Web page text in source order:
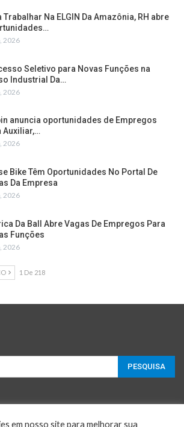
Trabalhar Na ELGIN Da Amazônia, RH abre
2026
Seletivo para Novas Funções na
Industrial Da…
2026
anuncia oportunidades de Empregos
Auxiliar,…
2026
Bike Têm Oportunidades No Portal De
Da Empresa
2026
Da Ball Abre Vagas De Empregos Para
Funções
2026
1 De 218
em nosso site para melhorar sua